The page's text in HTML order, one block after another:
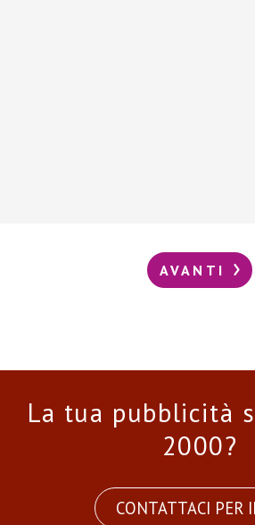
AVANTI
La tua pubblicità
2000?
CONTATTACI PER